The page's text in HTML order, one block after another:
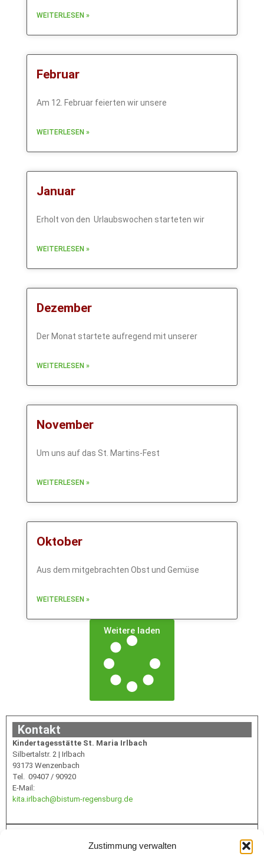
Zustimmung verwalten
WEITERLESEN »
Februar
Am 12. Februar feierten wir unsere
WEITERLESEN »
Januar
Erholt von den Urlaubswochen starteten wir
WEITERLESEN »
Dezember
Der Monat startete aufregend mit unserer
WEITERLESEN »
November
Um uns auf das St. Martins-Fest
WEITERLESEN »
Oktober
Aus dem mitgebrachten Obst und Gemüse
WEITERLESEN »
Weitere laden
Kontakt
Kindertagesstätte St. Maria Irlbach
Silbertalstr. 2 | Irlbach
93173 Wenzenbach
Tel. 09407 / 90920
E-Mail:
kita.irlbach@bistum-regensburg.de